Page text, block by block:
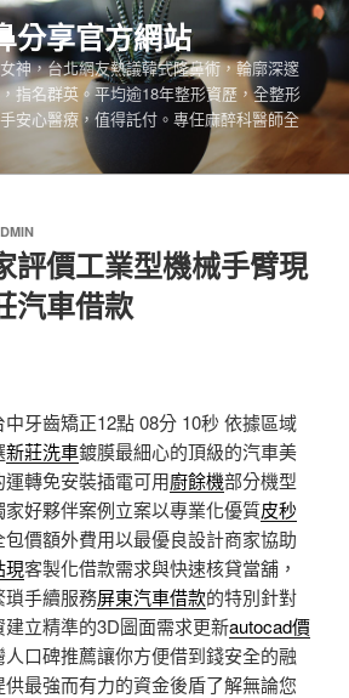
分享官方網站
神，台北網友熱議韓式隆鼻術，輪廓深邃
指名群英。平均逾18年整形資歷，全整形
安心醫療，值得託付。專任麻醉科醫師全
評價工業型機械手臂現
汽車借款
牙齒矯正12點 08分 10秒 依據區域
新莊洗車鍍膜最細心的頂級的汽車美
轉免安裝插電可用廚餘機部分機型
好夥伴案例立案以專業化優質皮秒
價額外費用以最優良設計商家協助
現客製化借款需求與快速核貸當舖，
手續服務屏東汽車借款的特別針對
立精準的3D圖面需求更新autocad價
口碑推薦讓你方便借到錢安全的融
供最強而有力的資金後盾了解無論您